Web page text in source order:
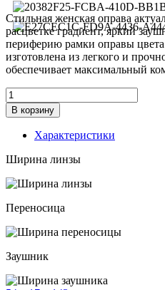
Стильная женская оправа
расцветке градиент, яркий
периферию рамки оправы
изготовлена из легкого и
обеспечивает максимальный
Количество
товара
Оправа
Genex
1295
4
В корзину
Характеристики
Ширина линзы
Переносица
Заушник